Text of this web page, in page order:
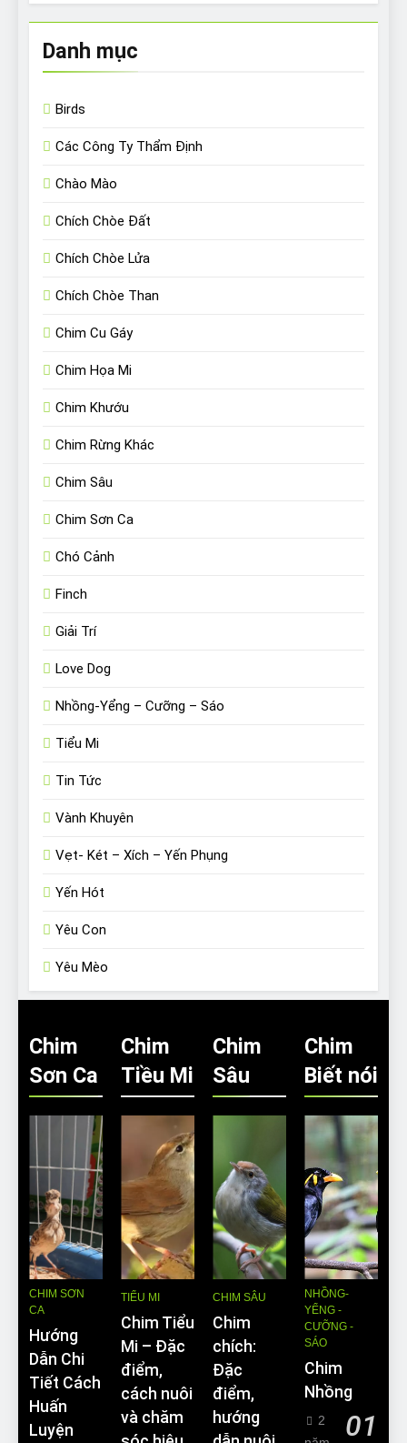
Danh mục
Birds
Các Công Ty Thẩm Định
Chào Mào
Chích Chòe Đất
Chích Chòe Lửa
Chích Chòe Than
Chim Cu Gáy
Chim Họa Mi
Chim Khướu
Chim Rừng Khác
Chim Sâu
Chim Sơn Ca
Chó Cảnh
Finch
Giải Trí
Love Dog
Nhồng-Yểng – Cưỡng – Sáo
Tiểu Mi
Tin Tức
Vành Khuyên
Vẹt- Két – Xích – Yến Phụng
Yến Hót
Yêu Con
Yêu Mèo
Chim
Sơn Ca
CHIM SƠN
CA
Hướng
Dẫn Chi
Tiết Cách
Huấn
Luyện
Chim
Tiều Mi
TIỂU MI
Chim Tiểu
Mi – Đặc
điểm,
cách nuôi
và chăm
Chim
Sâu
CHIM SÂU
Chim
chích:
Đặc
điểm,
hướng
Chim
Biết nói
NHỒNG-
YỂNG -
CƯỠNG -
SÁO
Chim
Nhồng
01
2